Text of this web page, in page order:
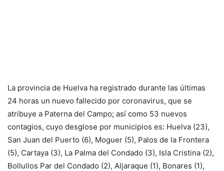
La provincia de Huelva ha registrado durante las últimas
24 horas un nuevo fallecido por coronavirus, que se
atribuye a Paterna del Campo; así como 53 nuevos
contagios, cuyo desglose por municipios es: Huelva (23),
San Juan del Puerto (6), Moguer (5), Palos de la Frontera
(5), Cartaya (3), La Palma del Condado (3), Isla Cristina (2),
Bollullos Par del Condado (2), Aljaraque (1), Bonares (1),